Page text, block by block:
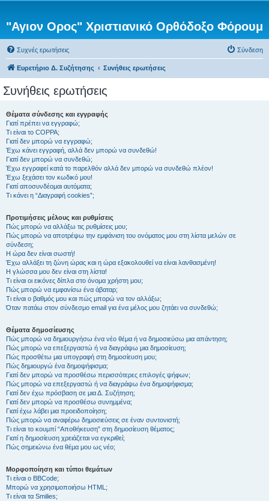
"Αγιον Ορος" Χριστιανικό Ορθόδοξο Φόρουμ
Συχνές ερωτήσεις Σύνδεση
Ευρετήριο Δ. Συζήτησης Συνήθεις ερωτήσεις
Συνήθεις ερωτήσεις
Θέματα σύνδεσης και εγγραφής
Γιατί πρέπει να εγγραφώ;
Τι είναι το COPPA;
Γιατί δεν μπορώ να εγγραφώ;
Έχω κάνει εγγραφή, αλλά δεν μπορώ να συνδεθώ!
Γιατί δεν μπορώ να συνδεθώ;
Έχω εγγραφεί κατά το παρελθόν αλλά δεν μπορώ να συνδεθώ πλέον!
Έχω ξεχάσει τον κωδικό μου!
Γιατί αποσυνδέομαι αυτόματα;
Τι κάνει η “Διαγραφή cookies”;
Προτιμήσεις μέλους και ρυθμίσεις
Πώς μπορώ να αλλάξω τις ρυθμίσεις μου;
Πώς μπορώ να αποτρέψω την εμφάνιση του ονόματος μου στη λίστα μελών σε
σύνδεση;
Η ώρα δεν είναι σωστή!
Έχω αλλάξει τη ζώνη ώρας και η ώρα εξακολουθεί να είναι λανθασμένη!
Η γλώσσα μου δεν είναι στη λίστα!
Τι είναι οι εικόνες δίπλα στο όνομα χρήστη μου;
Πώς μπορώ να εμφανίσω ένα άβαταρ;
Τι είναι ο βαθμός μου και πώς μπορώ να τον αλλάξω;
Όταν πατάω στον σύνδεσμο email για ένα μέλος μου ζητάει να συνδεθώ;
Θέματα δημοσίευσης
Πώς μπορώ να δημιουργήσω ένα νέο θέμα ή να δημοσιεύσω μια απάντηση;
Πώς μπορώ να επεξεργαστώ ή να διαγράψω μια δημοσίευση;
Πώς προσθέτω μια υπογραφή στη δημοσίευση μου;
Πώς δημιουργώ ένα δημοψήφισμα;
Γιατί δεν μπορώ να προσθέσω περισσότερες επιλογές ψήφων;
Πώς μπορώ να επεξεργαστώ ή να διαγράψω ένα δημοψήφισμα;
Γιατί δεν έχω πρόσβαση σε μια Δ. Συζήτηση;
Γιατί δεν μπορώ να προσθέσω συνημμένα;
Γιατί έχω λάβει μια προειδοποίηση;
Πώς μπορώ να αναφέρω δημοσιεύσεις σε έναν συντονιστή;
Τι είναι το κουμπί “Αποθήκευση” στη δημοσίευση θέματος;
Γιατί η δημοσίευση χρειάζεται να εγκριθεί;
Πώς σημειώνω ένα θέμα μου ως νέο;
Μορφοποίηση και τύποι θεμάτων
Τι είναι ο BBCode;
Μπορώ να χρησιμοποιήσω HTML;
Τι είναι τα Smilies;